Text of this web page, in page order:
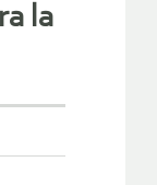
la